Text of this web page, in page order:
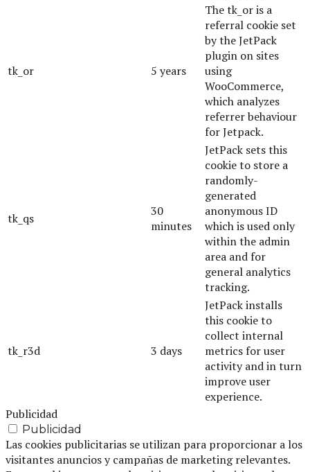
tk_or 5 years
The tk_or is a
referral cookie set
by the JetPack
plugin on sites
using
WooCommerce,
which analyzes
referrer behaviour
for Jetpack.
tk_qs
30
minutes
JetPack sets this
cookie to store a
randomly-
generated
anonymous ID
which is used only
within the admin
area and for
general analytics
tracking.
tk_r3d 3 days
JetPack installs
this cookie to
collect internal
metrics for user
activity and in turn
improve user
experience.
Publicidad
Publicidad
Las cookies publicitarias se utilizan para proporcionar a los
visitantes anuncios y campañas de marketing relevantes.